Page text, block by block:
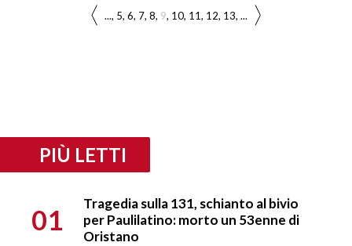
... 5 6 7 8 9 10 11 12 13 ...
PIÙ LETTI
01
Tragedia sulla 131, schianto al bivio
per Paulilatino: morto un 53enne di
Oristano